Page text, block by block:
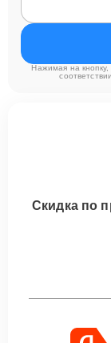
Нажимая на
Скидка по